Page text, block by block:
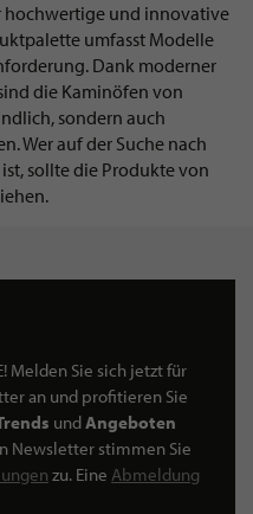
hochwertige und innovative
umfasst Modelle
Dank moderner
die Kaminöfen von
sondern auch
Wer auf der Suche nach
ist, sollte die Produkte von
Melden Sie sich jetzt für
an und profitieren Sie
undAngeboten
Newsletter stimmen Sie
zu. Eine Abmeldung